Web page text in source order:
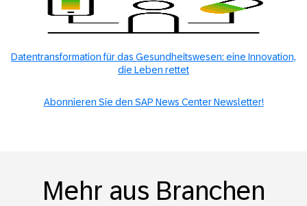
Datentransformation für das Gesundheitswesen: eine Innovation,
die Leben rettet
Abonnieren Sie den SAP News Center Newsletter!
Mehr aus Branchen